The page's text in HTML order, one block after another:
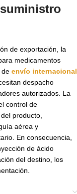
de exportación, la
medicamentos
de envío internacional
despacho
autorizados. La
control de
producto,
aérea y
En consecuencia,
de ácido
del destino, los